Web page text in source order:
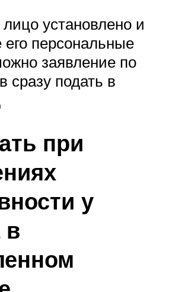
установлено и
персональные
заявление по
сразу подать в
при
у
в